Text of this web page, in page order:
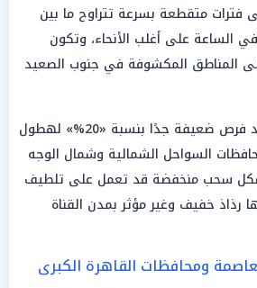
فترات متقطعة بسرعة تتراوح ما بين
في الساعة على أغلب الأنحاء، وتكون
على المناطق المكشوفة في جنوب الصعيد
وألمح الخبراء إلى وجود فرص ضعيفة جدًا بنسبة «20%» لهطول
السواحل الشمالية وشمال الوجه
تشكل سحب منخفضة قد تعمل على تلطيف
رذاذ خفيف وغير مؤثر بمدن القناة
ومحافظات القاهرة الكبرى